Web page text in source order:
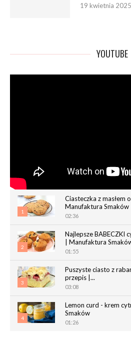
19 kwietnia 2025
YOUTUBE
1
Ciasteczka z masłem
Manufaktura Smaków
02:36
2
Najlepsze BABECZKI
| Manufaktura
01:55
3
Puszyste ciasto z
przepis |...
03:08
4
Lemon curd - krem
Smaków
01:26